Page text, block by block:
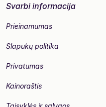
Svarbi informacija
Prieinamumas
Slapukų politika
Privatumas
Kainoraštis